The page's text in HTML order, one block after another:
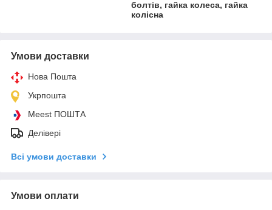
болтів, гайка колеса, гайка
колісна
Умови доставки
Нова Пошта
Укрпошта
Meest ПОШТА
Делівері
Всі умови доставки
Умови оплати